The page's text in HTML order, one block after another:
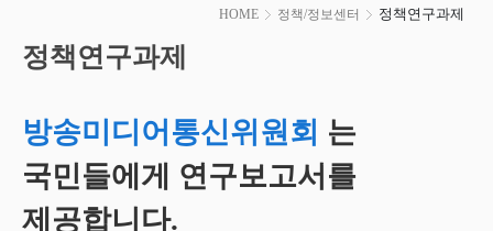
HOME 정책/정보센터 정책연구과제
시
작
정책연구과제
방송미디어통신위원회 는
국민들에게 연구보고서를
제공합니다.